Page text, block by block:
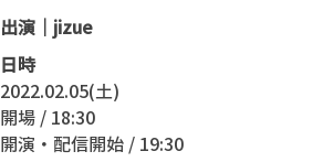
出演｜jizue
日時
2022.02.05(土)
開場 / 18:30
開演・配信開始 / 19:30